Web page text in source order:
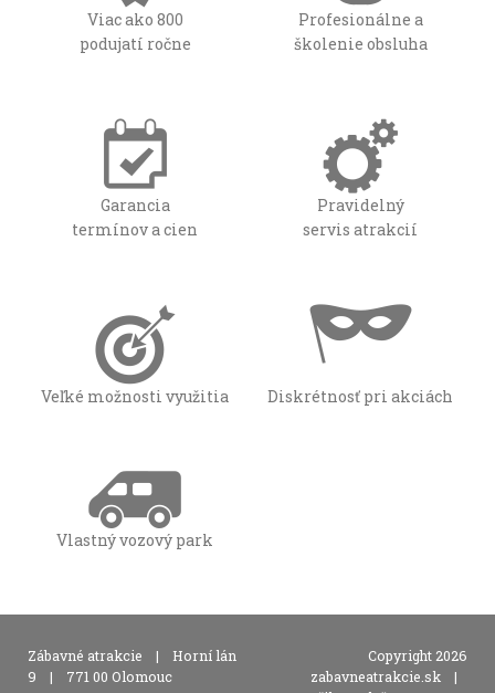
Viac ako 800
podujatí ročne
Profesionálne a
školenie obsluha
Garancia
termínov a cien
Pravidelný
servis atrakcií
Veľké možnosti využitia Diskrétnosť pri akciách
Vlastný vozový park
Zábavné atrakcie |
Horní lán
9
| 771 00 Olomouc
Copyright 2026
zabavneatrakcie.sk
|